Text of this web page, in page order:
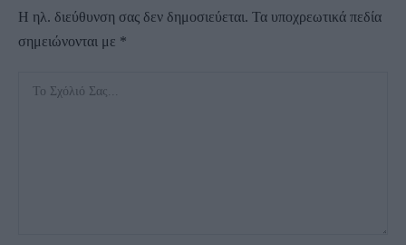
Η ηλ. διεύθυνση σας δεν δημοσιεύεται. Τα υποχρεωτικά πεδία
σημειώνονται με *